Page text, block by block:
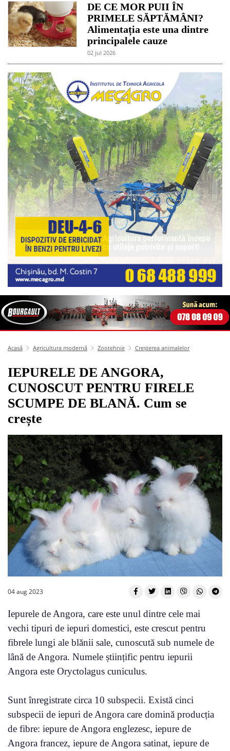
DE CE MOR PUII ÎN
PRIMELE SĂPTĂMÂNI?
Alimentația este una dintre
principalele cauze
02 jul 2026
Acasă Agricultura modernă Zootehnie Creșterea animalelor
IEPURELE DE ANGORA,
CUNOSCUT PENTRU FIRELE
SCUMPE DE BLANĂ. Cum se
crește
04 aug 2023
Iepurele de Angora, care este unul dintre cele mai
vechi tipuri de iepuri domestici, este crescut pentru
fibrele lungi ale blănii sale, cunoscută sub numele de
lână de Angora. Numele științific pentru iepurii
Angora este Oryctolagus cuniculus.
Sunt înregistrate circa 10 subspecii. Există cinci
subspecii de iepuri de Angora care domină producția
de fibre: iepure de Angora englezesc, iepure de
Angora francez, iepure de Angora satinat, iepure de